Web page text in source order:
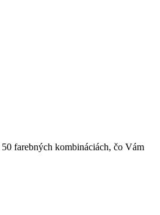
farebných kombináciách, čo Vám